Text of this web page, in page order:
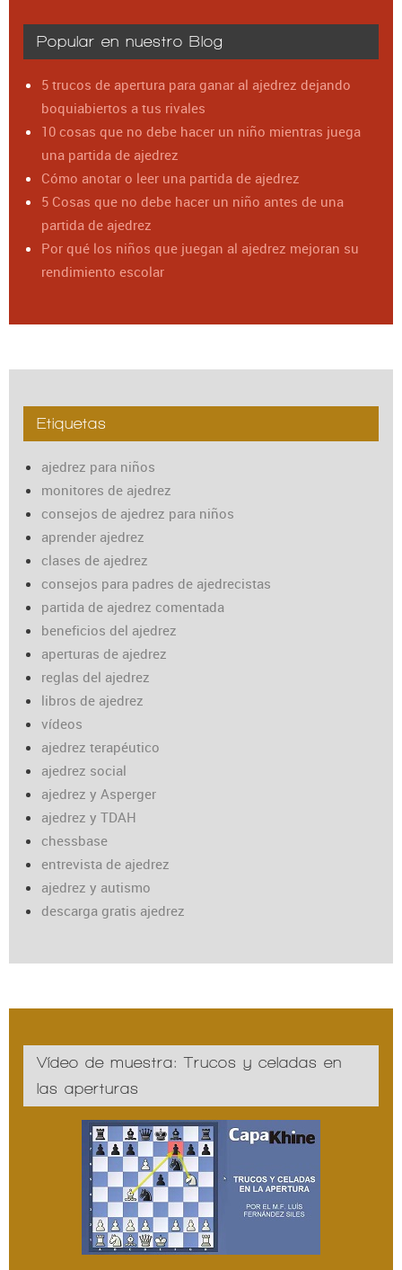
Popular en nuestro Blog
5 trucos de apertura para ganar al ajedrez dejando
boquiabiertos a tus rivales
10 cosas que no debe hacer un niño mientras juega
una partida de ajedrez
Cómo anotar o leer una partida de ajedrez
5 Cosas que no debe hacer un niño antes de una
partida de ajedrez
Por qué los niños que juegan al ajedrez mejoran su
rendimiento escolar
Etiquetas
ajedrez para niños
monitores de ajedrez
consejos de ajedrez para niños
aprender ajedrez
clases de ajedrez
consejos para padres de ajedrecistas
partida de ajedrez comentada
beneficios del ajedrez
aperturas de ajedrez
reglas del ajedrez
libros de ajedrez
vídeos
ajedrez terapéutico
ajedrez social
ajedrez y Asperger
ajedrez y TDAH
chessbase
entrevista de ajedrez
ajedrez y autismo
descarga gratis ajedrez
Vídeo de muestra: Trucos y celadas en
las aperturas